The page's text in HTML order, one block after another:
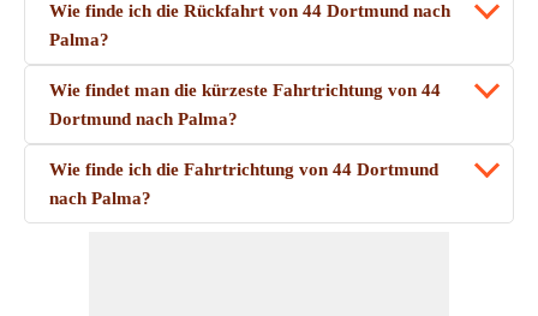
Wie finde ich die Rückfahrt von 44 Dortmund nach
Palma?
Wie findet man die kürzeste Fahrtrichtung von 44
Dortmund nach Palma?
Wie finde ich die Fahrtrichtung von 44 Dortmund
nach Palma?